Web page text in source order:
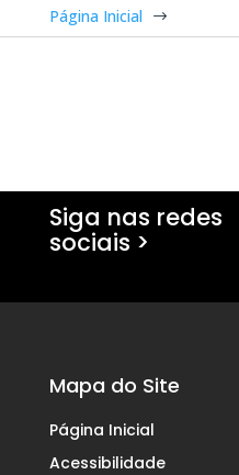
Página Inicial $
Siga nas redes
sociais >
Mapa do Site
Página Inicial
Acessibilidade